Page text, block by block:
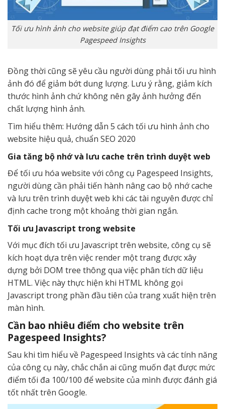
Tối ưu hình ảnh cho website giúp đạt điểm cao trên Google
Pagespeed Insights
Đồng thời cũng sẽ yêu cầu người dùng phải tối ưu hình
ảnh đó để giảm bớt dung lượng. Lưu ý rằng, giảm kích
thước hình ảnh chứ không nên gây ảnh hưởng đến
chất lượng hình ảnh.
Tìm hiểu thêm: Hướng dẫn 5 cách tối ưu hình ảnh cho
website hiệu quả, chuẩn SEO 2020
Gia tăng bộ nhớ và lưu cache trên trình duyệt web
Để tối ưu hóa website với công cụ Pagespeed Insights,
người dùng cần phải tiến hành nâng cao bộ nhớ cache
và lưu trên trình duyệt web khi các tài nguyên được chỉ
định cache trong một khoảng thời gian ngắn.
Tối ưu Javascript trong website
Với mục đích tối ưu Javascript trên website, công cụ sẽ
kích hoạt dựa trên việc render một trang được xây
dựng bởi DOM tree thông qua việc phân tích dữ liệu
HTML. Việc này thực hiện khi HTML không gọi
Javascript trong phần đầu tiên của trang xuất hiện trên
màn hình.
Cần bao nhiêu điểm cho website trên
Pagespeed Insights?
Sau khi tìm hiểu về Pagespeed Insights và các tính năng
của công cụ này, chắc chắn ai cũng muốn đạt được mức
điểm tối đa 100/100 để website của mình được đánh giá
tốt nhất trên Google.